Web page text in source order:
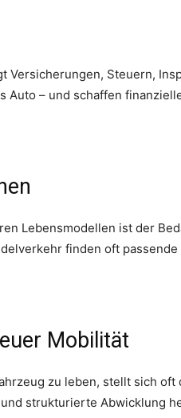
Versicherungen, Steuern,
Auto – und schaffen
Lebensmodellen ist der
finden oft
Mobilität
zu leben, stellt sich
strukturierte Abwicklung